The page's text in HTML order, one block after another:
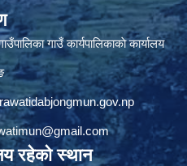
गाउँ कार्यपालिकाकाे कार्यालय
रहेकाे स्थान